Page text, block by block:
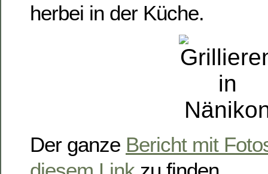
herbei in der Küche.
Der ganze Bericht mit